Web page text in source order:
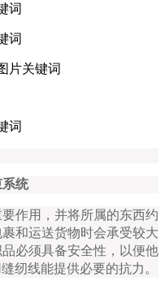
系统
作用，并将所属的东西约
和运送货物时会承受较大
必须具备安全性，以便他
纫线能提供必要的抗力。